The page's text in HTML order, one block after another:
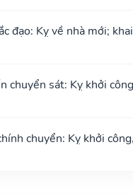
đạo: Kỵ về nhà mới;
chuyển sát: Kỵ khởi
chuyển: Kỵ khởi